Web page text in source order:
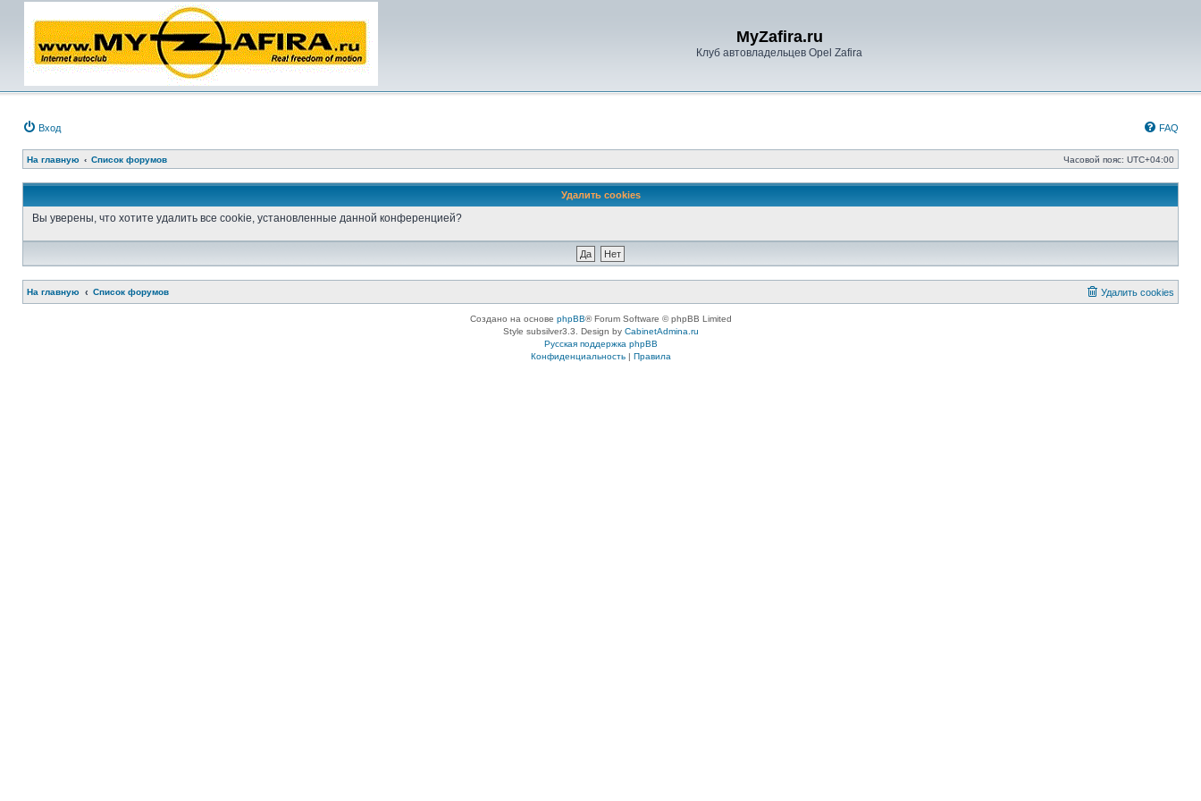
MyZafira.ru
Клуб автовладельцев Opel Zafira
Вход FAQ
На главную Список форумов Часовой пояс: UTC+04:00
Удалить cookies
Вы уверены, что хотите удалить все cookie, установленные данной конференцией?
На главную Список форумов Удалить cookies
Создано на основе phpBB® Forum Software © phpBB Limited
Style subsilver3.3. Design by CabinetAdmina.ru
Русская поддержка phpBB
Конфиденциальность| Правила